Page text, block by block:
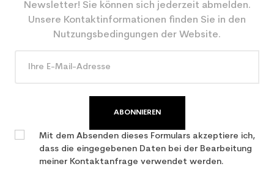
Newsletter! Sie können sich jederzeit abmelden.
Unsere Kontaktinformationen finden Sie in den
Nutzungsbedingungen der Website.
ABONNIEREN
Mit dem Absenden dieses Formulars akzeptiere ich,
dass die eingegebenen Daten bei der Bearbeitung
meiner Kontaktanfrage verwendet werden.